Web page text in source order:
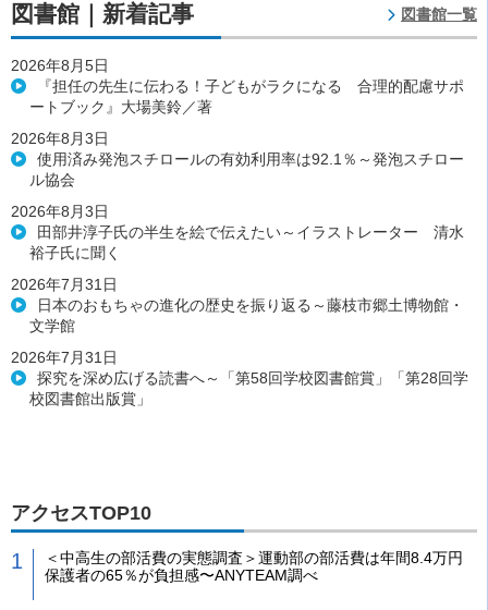
図書館｜新着記事 図書館一覧
2026年8月5日
『担任の先生に伝わる！子どもがラクになる 合理的配慮サポ
ートブック』大場美鈴／著
2026年8月3日
使用済み発泡スチロールの有効利用率は92.1％～発泡スチロー
ル協会
2026年8月3日
田部井淳子氏の半生を絵で伝えたい～イラストレーター 清水
裕子氏に聞く
2026年7月31日
日本のおもちゃの進化の歴史を振り返る～藤枝市郷土博物館・
文学館
2026年7月31日
探究を深め広げる読書へ～「第58回学校図書館賞」「第28回学
校図書館出版賞」
アクセスTOP10
＜中高生の部活費の実態調査＞運動部の部活費は年間8.4万円
保護者の65％が負担感〜ANYTEAM調べ